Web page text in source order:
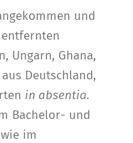
und
Ungarn, Ghana,
Deutschland,
in absentia.
Bachelor- und
im